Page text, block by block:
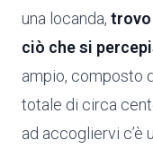
una locanda, trovo
ciò che si
ampio, composto
totale di circa
ad accogliervi c’è